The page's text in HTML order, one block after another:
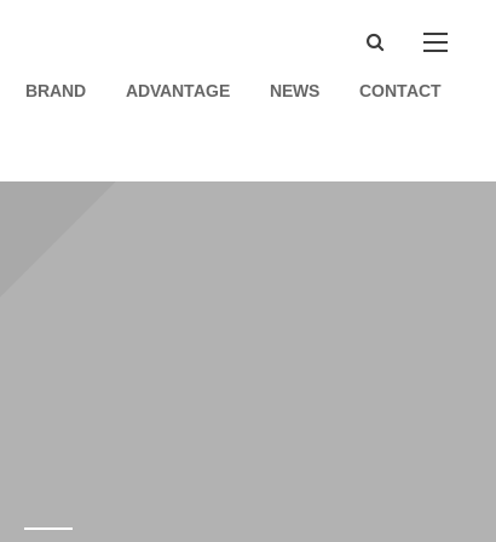
BRAND ADVANTAGE NEWS CONTACT